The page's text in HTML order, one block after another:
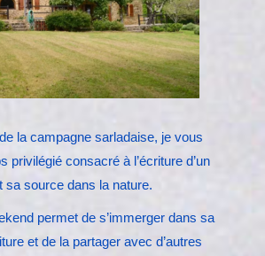
sarladaise, je vous
privilégié consacré à l’écriture d’un
sa source dans la nature.
permet de s’immerger dans sa
et de la partager avec d’autres